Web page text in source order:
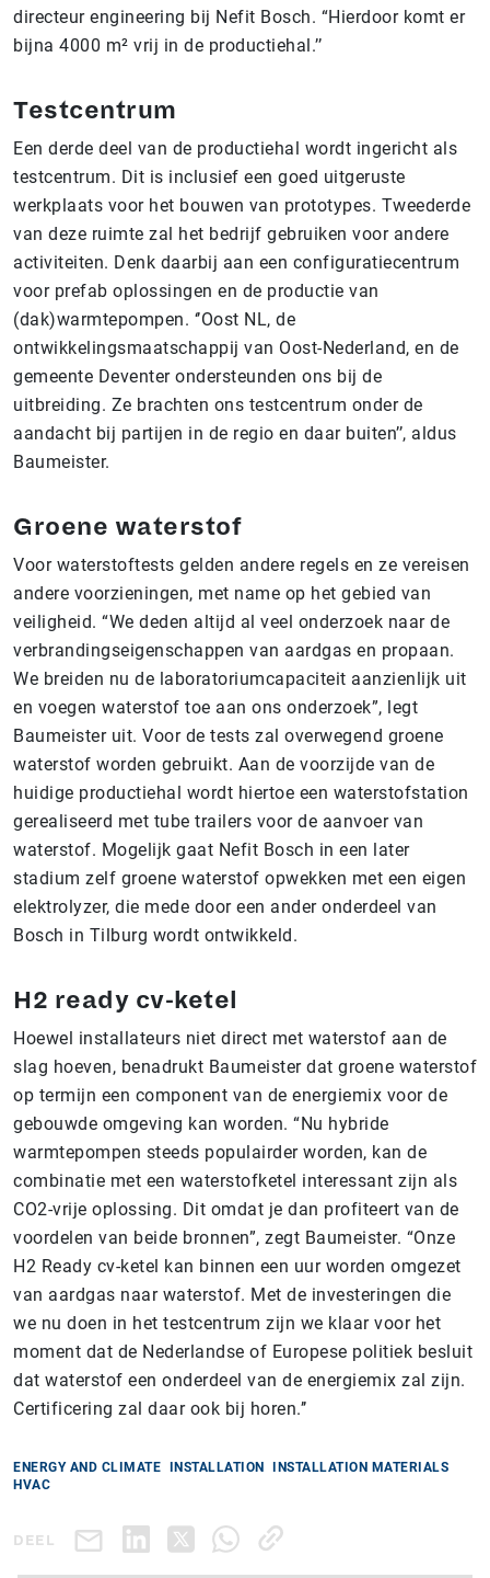
directeur engineering bij Nefit Bosch. “Hierdoor komt er
bijna 4000 m² vrij in de productiehal.’’
Testcentrum
Een derde deel van de productiehal wordt ingericht als
testcentrum. Dit is inclusief een goed uitgeruste
werkplaats voor het bouwen van prototypes. Tweederde
van deze ruimte zal het bedrijf gebruiken voor andere
activiteiten. Denk daarbij aan een configuratiecentrum
voor prefab oplossingen en de productie van
(dak)warmtepompen. ‘’Oost NL, de
ontwikkelingsmaatschappij van Oost-Nederland, en de
gemeente Deventer ondersteunden ons bij de
uitbreiding. Ze brachten ons testcentrum onder de
aandacht bij partijen in de regio en daar buiten’’, aldus
Baumeister.
Groene waterstof
Voor waterstoftests gelden andere regels en ze vereisen
andere voorzieningen, met name op het gebied van
veiligheid. “We deden altijd al veel onderzoek naar de
verbrandingseigenschappen van aardgas en propaan.
We breiden nu de laboratoriumcapaciteit aanzienlijk uit
en voegen waterstof toe aan ons onderzoek”, legt
Baumeister uit. Voor de tests zal overwegend groene
waterstof worden gebruikt. Aan de voorzijde van de
huidige productiehal wordt hiertoe een waterstofstation
gerealiseerd met tube trailers voor de aanvoer van
waterstof. Mogelijk gaat Nefit Bosch in een later
stadium zelf groene waterstof opwekken met een eigen
elektrolyzer, die mede door een ander onderdeel van
Bosch in Tilburg wordt ontwikkeld.
H2 ready cv-ketel
Hoewel installateurs niet direct met waterstof aan de
slag hoeven, benadrukt Baumeister dat groene waterstof
op termijn een component van de energiemix voor de
gebouwde omgeving kan worden. “Nu hybride
warmtepompen steeds populairder worden, kan de
combinatie met een waterstofketel interessant zijn als
CO2-vrije oplossing. Dit omdat je dan profiteert van de
voordelen van beide bronnen”, zegt Baumeister. “Onze
H2 Ready cv-ketel kan binnen een uur worden omgezet
van aardgas naar waterstof. Met de investeringen die
we nu doen in het testcentrum zijn we klaar voor het
moment dat de Nederlandse of Europese politiek besluit
dat waterstof een onderdeel van de energiemix zal zijn.
Certificering zal daar ook bij horen.’’
ENERGY AND CLIMATE INSTALLATION INSTALLATION MATERIALS
HVAC
DEEL